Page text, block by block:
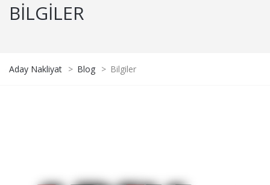
BILGILER
Aday Nakliyat > Blog > Bilgiler